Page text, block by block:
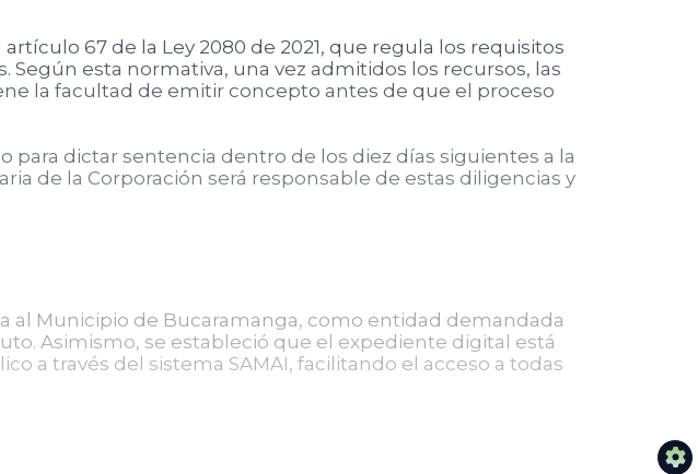
67 de la Ley 2080 de 2021, que regula los requisitos
esta normativa, una vez admitidos los recursos, las
la facultad de emitir concepto antes de que el proceso
dictar sentencia dentro de los diez días siguientes a la
de la Corporación será responsable de estas diligencias y
al Municipio de Bucaramanga, como entidad demandada
Asimismo, se estableció que el expediente digital está
a través del sistema SAMAI, facilitando el acceso a todas